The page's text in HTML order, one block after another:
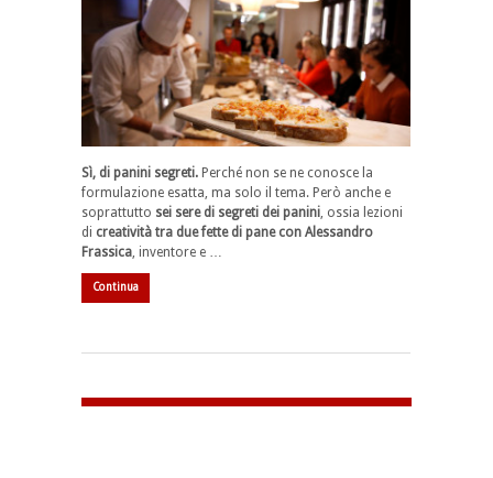
Sì, di panini segreti. Perché non se ne conosce la
formulazione esatta, ma solo il tema. Però anche e
soprattutto sei sere di segreti dei panini, ossia lezioni
di creatività tra due fette di pane con Alessandro
Frassica, inventore e …
Continua